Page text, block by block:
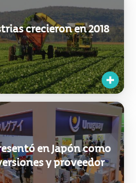
en Japón como
y proveedor